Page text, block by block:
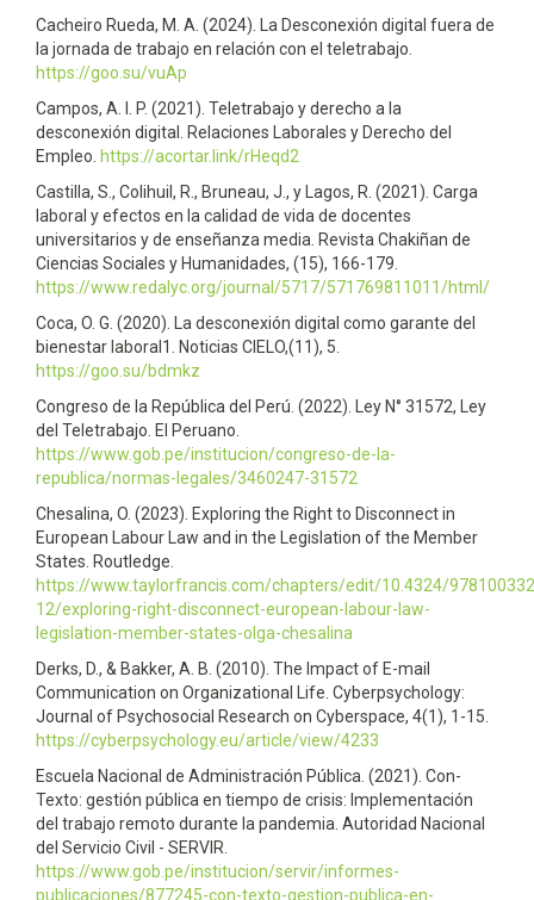
Cacheiro Rueda, M. A. (2024). La Desconexión digital fuera de
la jornada de trabajo en relación con el teletrabajo.
https://goo.su/vuAp
Campos, A. I. P. (2021). Teletrabajo y derecho a la
desconexión digital. Relaciones Laborales y Derecho del
Empleo. https://acortar.link/rHeqd2
Castilla, S., Colihuil, R., Bruneau, J., y Lagos, R. (2021). Carga
laboral y efectos en la calidad de vida de docentes
universitarios y de enseñanza media. Revista Chakiñan de
Ciencias Sociales y Humanidades, (15), 166-179.
https://www.redalyc.org/journal/5717/571769811011/html/
Coca, O. G. (2020). La desconexión digital como garante del
bienestar laboral1. Noticias CIELO,(11), 5.
https://goo.su/bdmkz
Congreso de la República del Perú. (2022). Ley N° 31572, Ley
del Teletrabajo. El Peruano.
https://www.gob.pe/institucion/congreso-de-la-
republica/normas-legales/3460247-31572
Chesalina, O. (2023). Exploring the Right to Disconnect in
European Labour Law and in the Legislation of the Member
States. Routledge.
https://www.taylorfrancis.com/chapters/edit/10.4324/
12/exploring-right-disconnect-european-labour-law-
legislation-member-states-olga-chesalina
Derks, D., & Bakker, A. B. (2010). The Impact of E-mail
Communication on Organizational Life. Cyberpsychology:
Journal of Psychosocial Research on Cyberspace, 4(1), 1-15.
https://cyberpsychology.eu/article/view/4233
Escuela Nacional de Administración Pública. (2021). Con-
Texto: gestión pública en tiempo de crisis: Implementación
del trabajo remoto durante la pandemia. Autoridad Nacional
del Servicio Civil - SERVIR.
https://www.gob.pe/institucion/servir/informes-
publicaciones/877245-con-texto-gestion-publica-en-